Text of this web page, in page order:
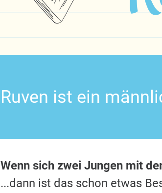
Ruven ist ein
Wenn sich zwei Jungen mit
...dann ist das schon etwas